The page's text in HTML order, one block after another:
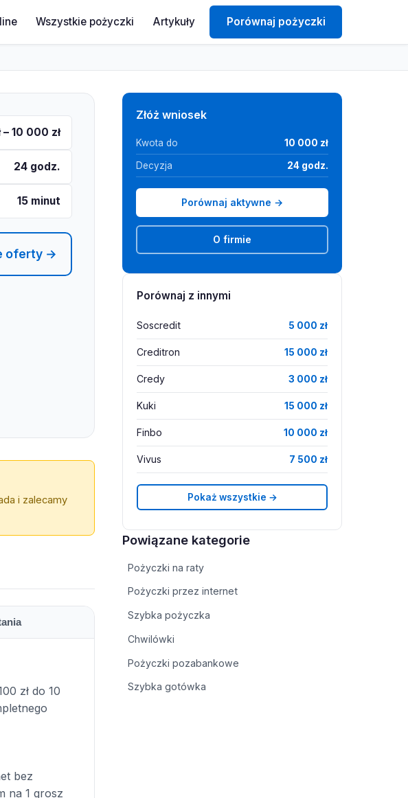
Wszystkie pożyczki Artykuły Porównaj pożyczki
– 10 000 zł
24 godz.
15 minut
oferty →
i zalecamy
zł do 10
bez
na 1 grosz
Złóż wniosek
Kwota do 10 000 zł
Decyzja 24 godz.
Porównaj aktywne →
O firmie
Porównaj z innymi
Soscredit 5 000 zł
Creditron 15 000 zł
Credy 3 000 zł
Kuki 15 000 zł
Finbo 10 000 zł
Vivus 7 500 zł
Pokaż wszystkie →
Powiązane kategorie
Pożyczki na raty
Pożyczki przez internet
Szybka pożyczka
Chwilówki
Pożyczki pozabankowe
Szybka gotówka